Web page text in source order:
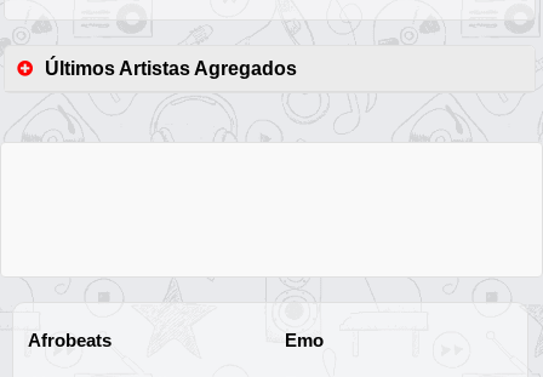
Últimos Artistas Agregados
Afrobeats Emo